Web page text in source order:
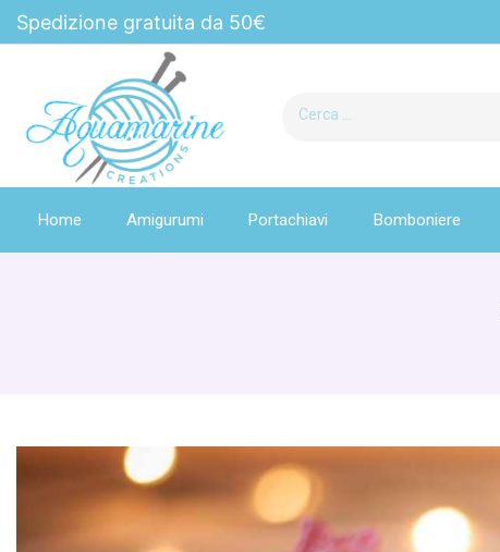
Spedizione gratuita da 50€
Home Amigurumi Portachiavi Bomboniere